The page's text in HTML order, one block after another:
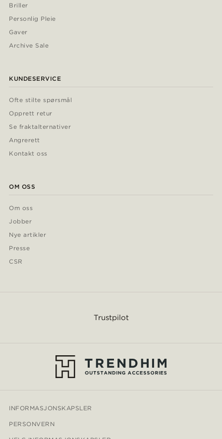
Briller
Personlig Pleie
Gaver
Archive Sale
KUNDESERVICE
Ofte stilte spørsmål
Opprett retur
Se fraktalternativer
Angrerett
Kontakt oss
OM OSS
Om oss
Jobber
Nye artikler
Presse
CSR
Trustpilot
INFORMASJONSKAPSLER
PERSONVERN